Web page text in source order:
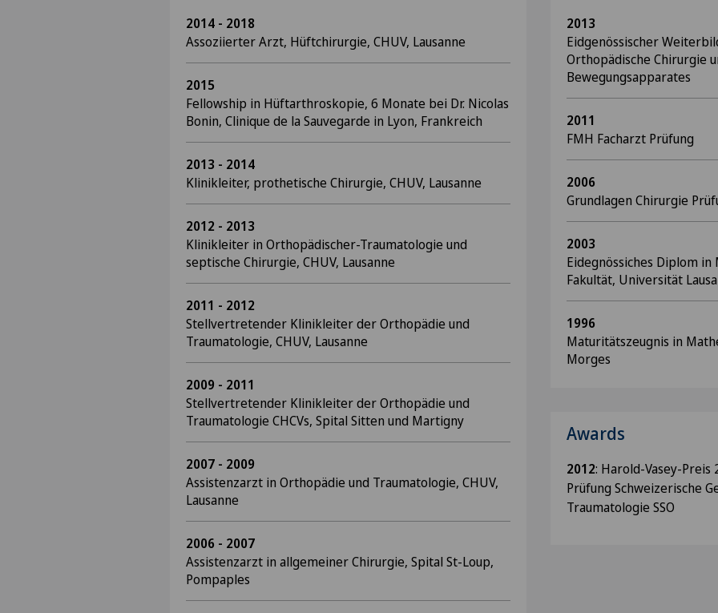
2014 - 2018
Assoziierter Arzt, Hüftchirurgie, CHUV, Lausanne
2015
Fellowship in Hüftarthroskopie, 6 Monate bei Dr. Nicolas
Bonin, Clinique de la Sauvegarde in Lyon, Frankreich
2013 - 2014
Klinikleiter, prothetische Chirurgie, CHUV, Lausanne
2012 - 2013
Klinikleiter in Orthopädischer-Traumatologie und
septische Chirurgie, CHUV, Lausanne
2011 - 2012
Stellvertretender Klinikleiter der Orthopädie und
Traumatologie, CHUV, Lausanne
2009 - 2011
Stellvertretender Klinikleiter der Orthopädie und
Traumatologie CHCVs, Spital Sitten und Martigny
2007 - 2009
Assistenzarzt in Orthopädie und Traumatologie, CHUV,
Lausanne
2006 - 2007
Assistenzarzt in allgemeiner Chirurgie, Spital St-Loup,
Pompaples
2013
Eidgenössischer
Orthopädische Chirurgie
Bewegungsapparates
2011
FMH Facharzt Prüfung
2006
Grundlagen Chirurgie
2003
Eidegnössiches Diplom
Fakultät, Universität
1996
Maturitätszeugnis in
Morges
Awards
2012: Harold-Vasey-
Prüfung Schweizerische
Traumatologie SSO